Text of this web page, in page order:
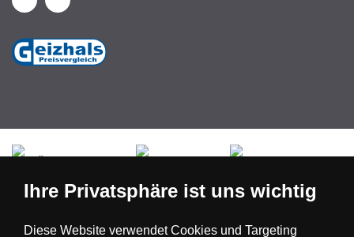
Ihre Privatsphäre ist uns wichtig
Diese Website verwendet Cookies und Targeting